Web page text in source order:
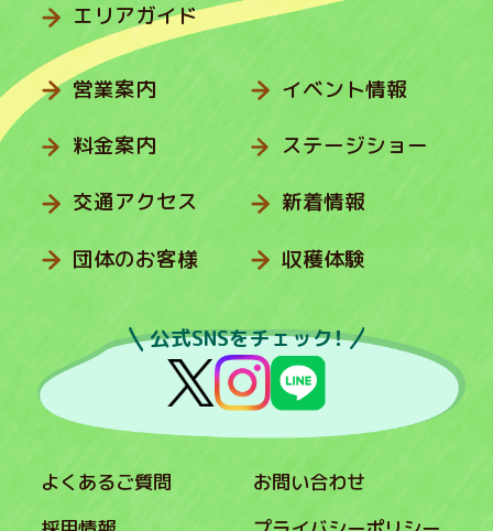
エリアガイド
営業案内
料金案内
交通アクセス
団体のお客様
イベント情報
ステージショー
新着情報
収穫体験
公式SNSをチェック！
よくあるご質問
お問い合わせ